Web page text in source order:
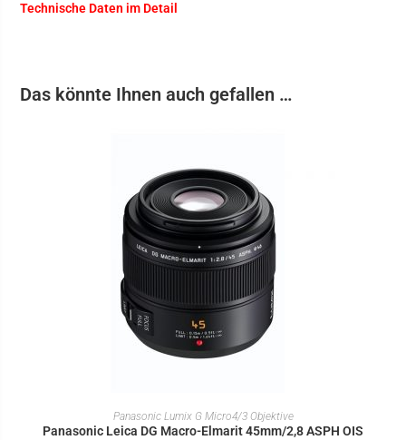
Technische Daten im Detail
Das könnte Ihnen auch gefallen …
IN DEN WARENKORB
Panasonic Lumix G Micro4/3 Objektive
Panasonic Leica DG Macro-Elmarit 45mm/2,8 ASPH OIS